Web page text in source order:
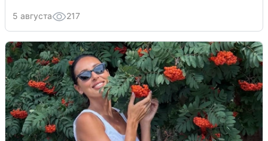
5 августа 217